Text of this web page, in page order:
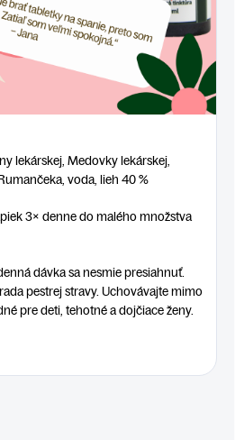
lekárskej, Medovky lekárskej,
voda, lieh 40 %
3× denne do malého množstva
dávka sa nesmie presiahnuť.
pestrej stravy. Uchovávajte mimo
pre deti, tehotné a dojčiace ženy.